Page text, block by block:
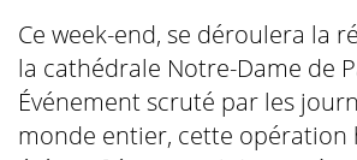
Ce week-end, se déroulera la
la cathédrale Notre-Dame de
Événement scruté par les
monde entier, cette opération